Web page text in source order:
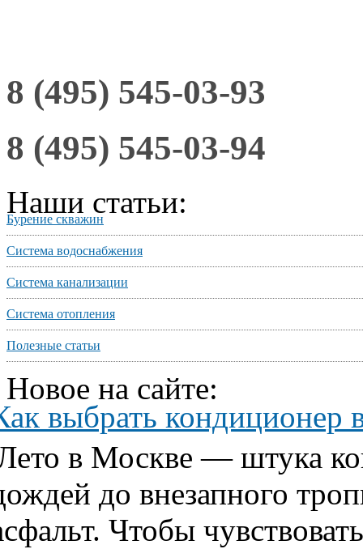
8 (495) 545-03-93
8 (495) 545-03-94
Наши статьи:
Бурение скважин
Система водоснабжения
Система канализации
Система отопления
Полезные статьи
Новое на сайте:
выбрать кондиционер
в Москве — штука
до внезапного
Чтобы